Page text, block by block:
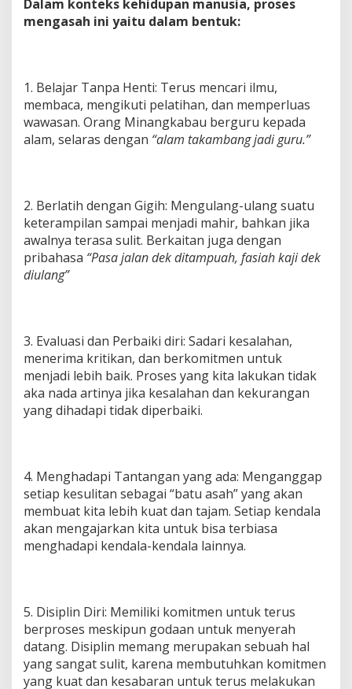
Dalam konteks kehidupan manusia, proses
mengasah ini yaitu dalam bentuk:
1. Belajar Tanpa Henti: Terus mencari ilmu,
membaca, mengikuti pelatihan, dan memperluas
wawasan. Orang Minangkabau berguru kepada
alam, selaras dengan “alam takambang jadi guru.”
2. Berlatih dengan Gigih: Mengulang-ulang suatu
keterampilan sampai menjadi mahir, bahkan jika
awalnya terasa sulit. Berkaitan juga dengan
pribahasa “Pasa jalan dek ditampuah, fasiah kaji dek
diulang”
3. Evaluasi dan Perbaiki diri: Sadari kesalahan,
menerima kritikan, dan berkomitmen untuk
menjadi lebih baik. Proses yang kita lakukan tidak
aka nada artinya jika kesalahan dan kekurangan
yang dihadapi tidak diperbaiki.
4. Menghadapi Tantangan yang ada: Menganggap
setiap kesulitan sebagai “batu asah” yang akan
membuat kita lebih kuat dan tajam. Setiap kendala
akan mengajarkan kita untuk bisa terbiasa
menghadapi kendala-kendala lainnya.
5. Disiplin Diri: Memiliki komitmen untuk terus
berproses meskipun godaan untuk menyerah
datang. Disiplin memang merupakan sebuah hal
yang sangat sulit, karena membutuhkan komitmen
yang kuat dan kesabaran untuk terus melakukan